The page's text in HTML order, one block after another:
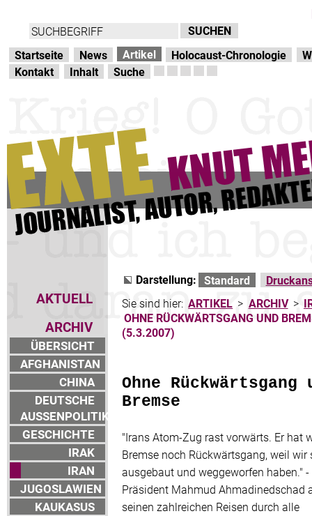
Startseite News Artikel Holocaust-Chronologie
Kontakt
Inhalt Suche
AKTUELL
ARCHIV
ÜBERSICHT
AFGHANISTAN
CHINA
DEUTSCHE
AUSSENPOLITIK
GESCHICHTE
IRAK
IRAN
JUGOSLAWIEN
KAUKASUS
Darstellung: Standard
Sie sind hier: ARTIKEL > ARCHIV >
OHNE RÜCKWÄRTSGANG UND
(5.3.2007)
Ohne Rückwärtsgang
Bremse
"Irans Atom-Zug rast vorwärts. Er hat
Bremse noch Rückwärtsgang, weil wir
ausgebaut und weggeworfen haben." -
Präsident Mahmud Ahmadinedschad
seinen zahlreichen Reisen durch alle